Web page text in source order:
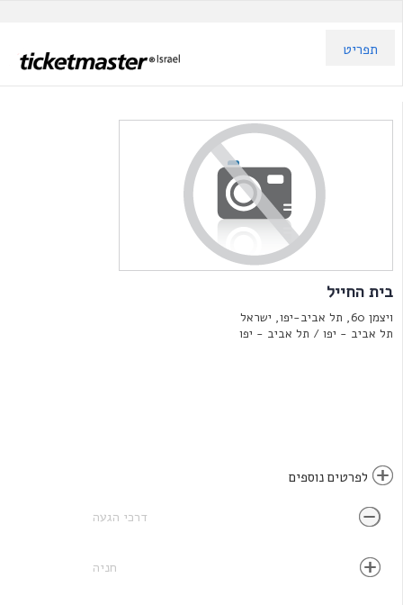
תפריט
בית החייל
ויצמן‬ 60, תל אביב-יפו, ישראל
תל אביב - יפו / תל אביב - יפו
לפרטים נוספים
דרכי הגעה
חניה